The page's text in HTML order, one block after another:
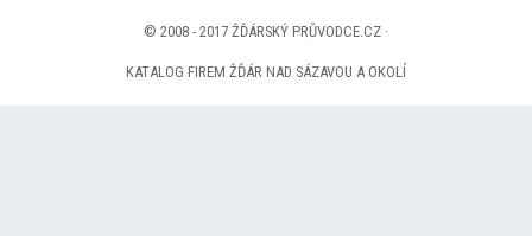
© 2008 - 2017 ŽĎÁRSKÝ PRŮVODCE.CZ ·
KATALOG FIREM ŽĎÁR NAD SÁZAVOU A OKOLÍ